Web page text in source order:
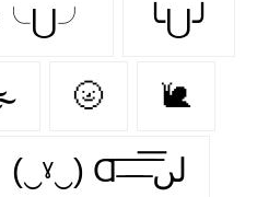
╰⋃╯
🌝 🐌
(‿ˠ‿) Ɑ͞ ̶͞ ̶͞ ̶͞ لں͞